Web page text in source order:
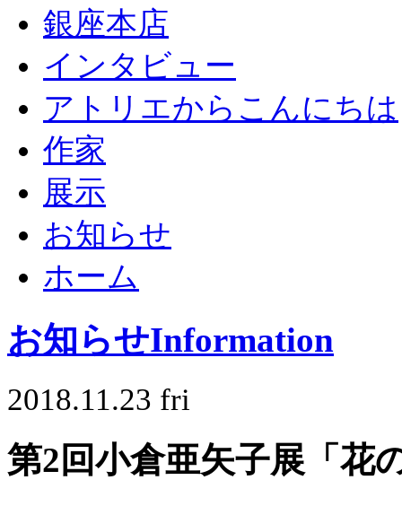
銀座本店
インタビュー
アトリエからこんにちは
作家
展示
お知らせ
ホーム
お知らせInformation
2018.11.23 fri
第2回小倉亜矢子展「花